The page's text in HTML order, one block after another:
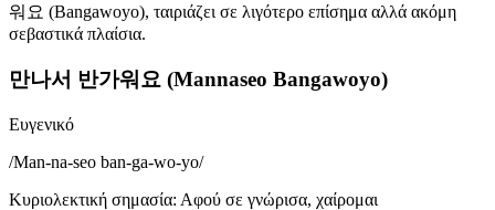
워요 (Bangawoyo), ταιριάζει σε λιγότερο επίσημα αλλά ακόμη
σεβαστικά πλαίσια.
만나서 반가워요 (Mannaseo Bangawoyo)
Ευγενικό
/Man-na-seo ban-ga-wo-yo/
Κυριολεκτική σημασία: Αφού σε γνώρισα, χαίρομαι